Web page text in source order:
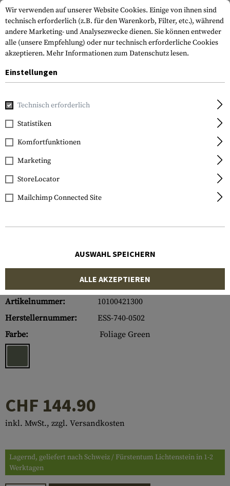
Home Ausrüstung
ESS
Land Ops Goggle
Artikelnummer:
10100421300
Herstellernummer:
ESS-740-0502
Farbe:
Foliage Green
CHF 144.90
inkl. MwSt., zzgl. Versandkosten
Lagernd, geliefert nach Schweiz / Fürstentum Lichtenstein in 1-2
Werktagen
Wir verwenden auf unserer Website Cookies. Einige von ihnen sind
technisch erforderlich (z.B. für den Warenkorb, Filter, etc.), während
andere Marketing- und Analysezwecke dienen. Sie können entweder
alle (unsere Empfehlung) oder nur technisch erforderliche Cookies
akzeptieren. Mehr Informationen zum Datenschutz lesen.
Einstellungen
Technisch erforderlich
Statistiken
Komfortfunktionen
Marketing
StoreLocator
Mailchimp Connected Site
AUSWAHL SPEICHERN
ALLE AKZEPTIEREN